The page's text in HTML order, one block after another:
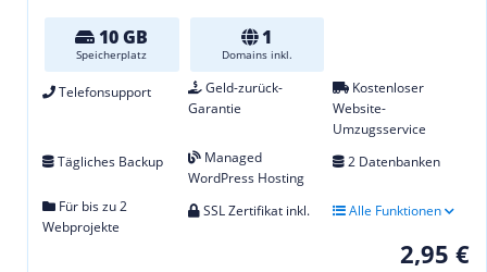
10 GB
Speicherplatz
1
Domains inkl.
Telefonsupport
Geld-zurück-
Garantie
Kostenloser
Website-
Umzugsservice
Tägliches Backup
Managed
WordPress Hosting
2 Datenbanken
Für bis zu 2
Webprojekte
SSL Zertifikat inkl. Alle Funktionen
2,95 €